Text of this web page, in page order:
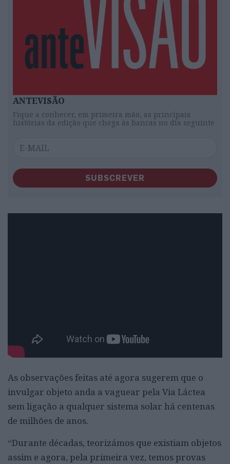
ANTEVISÃO
Fique a conhecer, em primeira mão, as principais
histórias da edição que chega às bancas no dia seguinte
SUBSCREVER
As observações feitas até agora sugerem que o
invulgar objeto anda a vaguear pela Via Láctea
sem ligação a qualquer sistema solar há centenas
de milhões de anos.
“Durante décadas, teorizámos que existiam objetos
assim e agora, pela primeira vez, temos provas